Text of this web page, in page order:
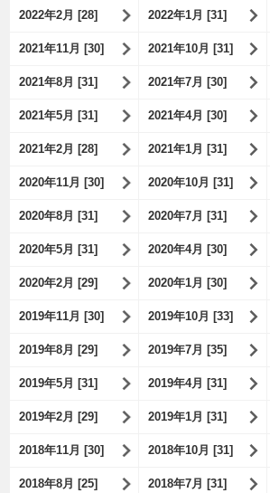
2022年2月 [28] 2022年1月 [31]
2021年11月 [30] 2021年10月 [31]
2021年8月 [31] 2021年7月 [30]
2021年5月 [31] 2021年4月 [30]
2021年2月 [28] 2021年1月 [31]
2020年11月 [30] 2020年10月 [31]
2020年8月 [31] 2020年7月 [31]
2020年5月 [31] 2020年4月 [30]
2020年2月 [29] 2020年1月 [30]
2019年11月 [30] 2019年10月 [33]
2019年8月 [29] 2019年7月 [35]
2019年5月 [31] 2019年4月 [31]
2019年2月 [29] 2019年1月 [31]
2018年11月 [30] 2018年10月 [31]
2018年8月 [25] 2018年7月 [31]